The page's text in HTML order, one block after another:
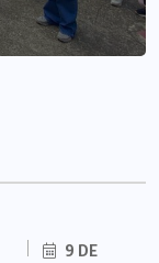
9 DE